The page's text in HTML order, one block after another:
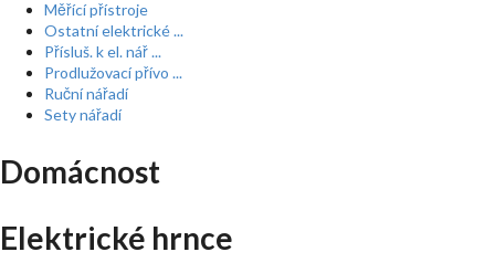
Měřící přístroje
Ostatní elektrické ...
Přísluš. k el. nář ...
Prodlužovací přívo ...
Ruční nářadí
Sety nářadí
Domácnost
Elektrické hrnce